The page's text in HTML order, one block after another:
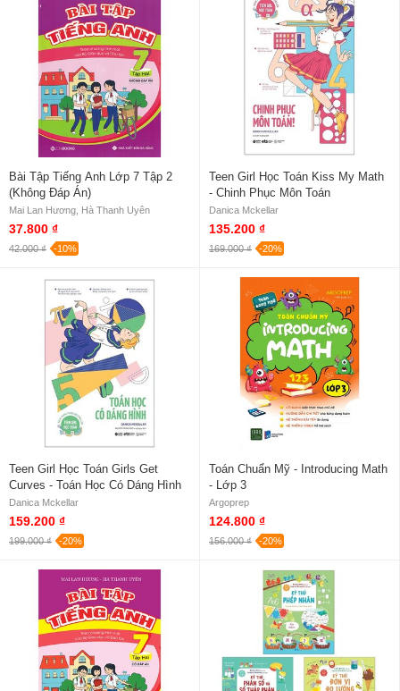
Bài Tập Tiếng Anh Lớp 7 Tập 2
(Không Đáp Án)
Mai Lan Hương, Hà Thanh Uyên
37.800 ₫
42.000 ₫ -10%
Teen Girl Học Toán Kiss My Math
- Chinh Phục Môn Toán
Danica Mckellar
135.200 ₫
169.000 ₫ -20%
Teen Girl Học Toán Girls Get
Curves - Toán Học Có Dáng Hình
Danica Mckellar
159.200 ₫
199.000 ₫ -20%
Toán Chuẩn Mỹ - Introducing Math
- Lớp 3
Argoprep
124.800 ₫
156.000 ₫ -20%